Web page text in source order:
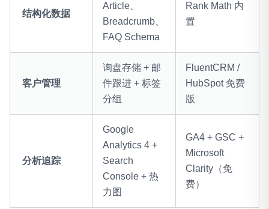
结构化数据
Article、
Breadcrumb、
FAQ Schema
Rank Math 内
置
客户管理
询盘存储 + 邮
件跟进 + 标签
分组
FluentCRM /
HubSpot 免费
版
分析追踪
Google
Analytics 4 +
Search
Console + 热
力图
GA4 + GSC +
Microsoft
Clarity（免
费）